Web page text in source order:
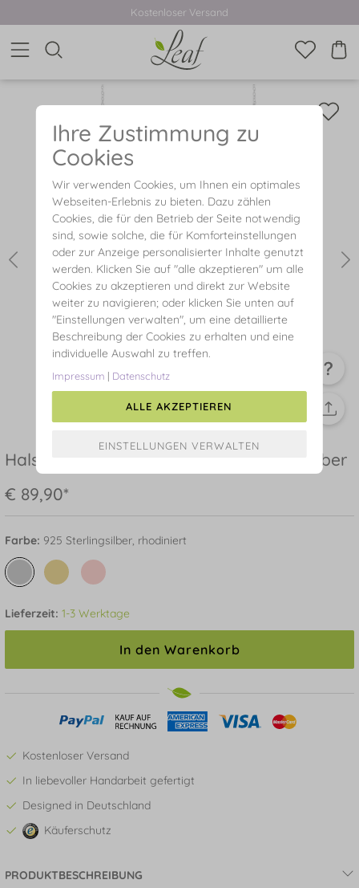
Kostenloser Versand
Halskette Plättchen, kurz, 925 Sterlingsilber
€ 89,90*
Farbe: 925 Sterlingsilber, rhodiniert
Lieferzeit: 1-3 Werktage
In den Warenkorb
Kostenloser Versand
In liebevoller Handarbeit gefertigt
Designed in Deutschland
Käuferschutz
PRODUKTBESCHREIBUNG
Ihre Zustimmung zu
Cookies
Wir verwenden Cookies, um Ihnen ein optimales
Webseiten-Erlebnis zu bieten. Dazu zählen
Cookies, die für den Betrieb der Seite notwendig
sind, sowie solche, die für Komforteinstellungen
oder zur Anzeige personalisierter Inhalte genutzt
werden. Klicken Sie auf "alle akzeptieren" um alle
Cookies zu akzeptieren und direkt zur Website
weiter zu navigieren; oder klicken Sie unten auf
"Einstellungen verwalten", um eine detaillierte
Beschreibung der Cookies zu erhalten und eine
individuelle Auswahl zu treffen.
Impressum | Datenschutz
ALLE AKZEPTIEREN